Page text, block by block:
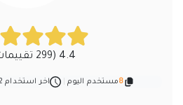
4.4 (299 تقييمات)
8مستخدم اليوم اخر استخدام 2 ساعات